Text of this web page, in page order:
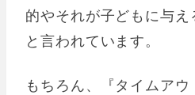
的やそれが子どもに与
と言われています。
もちろん、『タイムア